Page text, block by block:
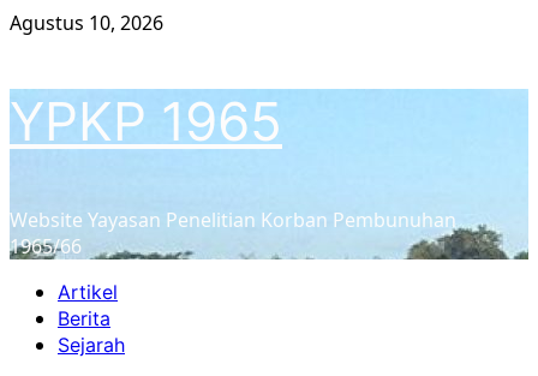
Skip
Agustus 10, 2026
YPKP 1965
Website Yayasan Penelitian Korban Pembunuhan
1965/66
Primary
Menu
Artikel
Berita
Sejarah